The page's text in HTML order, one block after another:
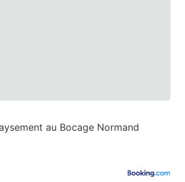
au Bocage Normand